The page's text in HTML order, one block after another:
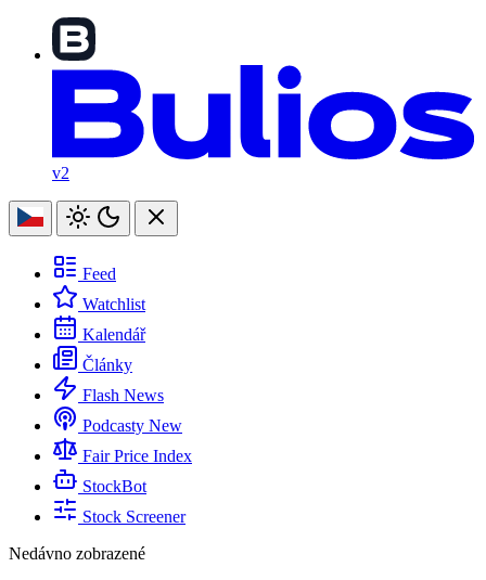
v2
Feed
Watchlist
Kalendář
Články
Flash News
Podcasty New
Fair Price Index
StockBot
Stock Screener
Nedávno zobrazené